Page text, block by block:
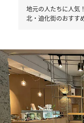
地元の人たちに人気
北・迪化街のおすす